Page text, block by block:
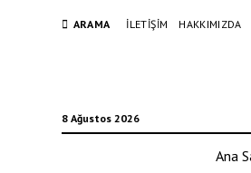
ARAMA İLETIŞIM HAKKIMIZDA
8 Ağustos 2026
Ana